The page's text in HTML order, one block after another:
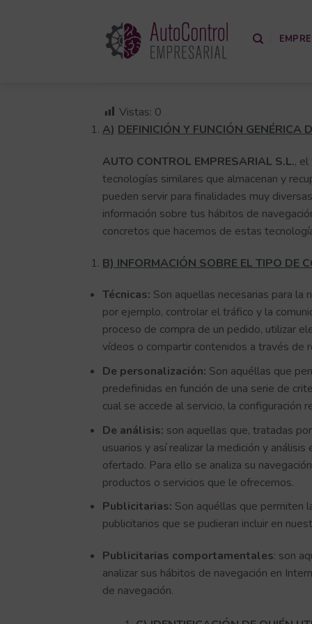
Vistas: 0
A) DEFINICIÓN Y FUNCIÓN GENÉRICA
AUTO CONTROL EMPRESARIAL S.L.,
tecnologías similares que almacenan y
pueden servir para finalidades muy
información sobre tus hábitos de
concretos que hacemos de estas
B) INFORMACIÓN SOBRE EL TIPO DE
Técnicas: Son aquellas necesarias para
por ejemplo, controlar el tráfico y la
proceso de compra de un pedido, utilizar
vídeos o compartir contenidos a través de
De personalización: Son aquéllas que
predefinidas en función de una serie de
cual se accede al servicio, la configuración
De análisis: son aquellas que, tratadas
usuarios y así realizar la medición y
ofertado. Para ello se analiza su
productos o servicios que le ofrecemos.
Publicitarias: Son aquéllas que permiten
publicitarios que se pudieran incluir en
Publicitarias comportamentales: son
analizar sus hábitos de navegación en
de navegación.